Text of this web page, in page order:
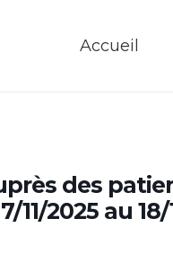
Accueil
des
2025 au 18/